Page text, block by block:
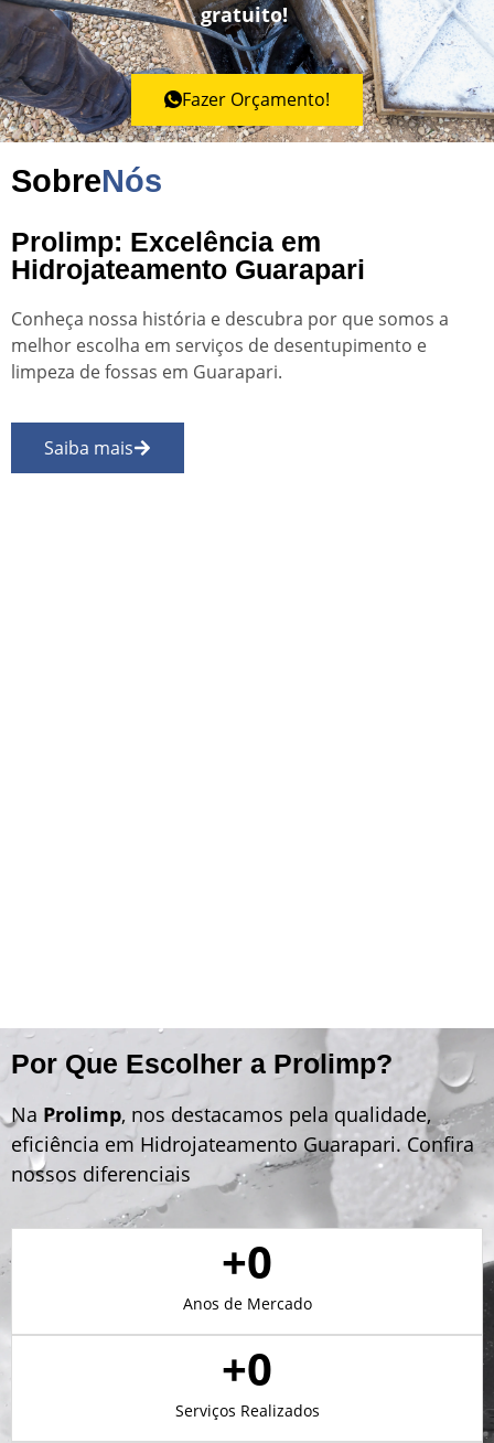
gratuito!
Fazer Orçamento!
SobreNós
Prolimp: Excelência em
Hidrojateamento Guarapari
Conheça nossa história e descubra por que somos a
melhor escolha em serviços de desentupimento e
limpeza de fossas em Guarapari.
Saiba mais
Por Que Escolher a Prolimp?
Na Prolimp, nos destacamos pela qualidade,
eficiência em Hidrojateamento Guarapari. Confira
nossos diferenciais
Anos de Mercado
+0
Serviços Realizados
+0